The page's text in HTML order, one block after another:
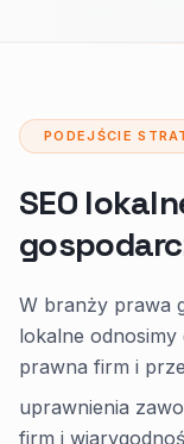
PODEJŚCIE
SEO
W branży prawa
lokalne odnosimy
prawna firm i
uprawnienia
firm i